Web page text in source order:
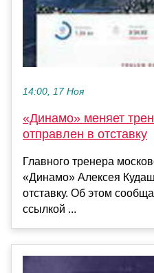
14:00, 17 Ноя
«Динамо» меняет
отправлен в отставку
Главного тренера
«Динамо» Алексея
отставку. Об этом
ссылкой ...